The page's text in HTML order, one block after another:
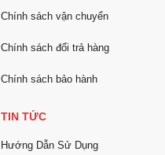
Chính sách vận chuyển
Chính sách đổi trả hàng
Chính sách bảo hành
TIN TỨC
Hướng Dẫn Sử Dụng